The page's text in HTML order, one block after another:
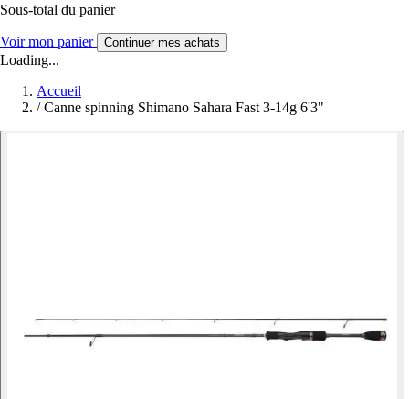
Sous-total du panier
Voir mon panier Continuer mes achats
Loading...
Accueil
/ Canne spinning Shimano Sahara Fast 3-14g 6'3"